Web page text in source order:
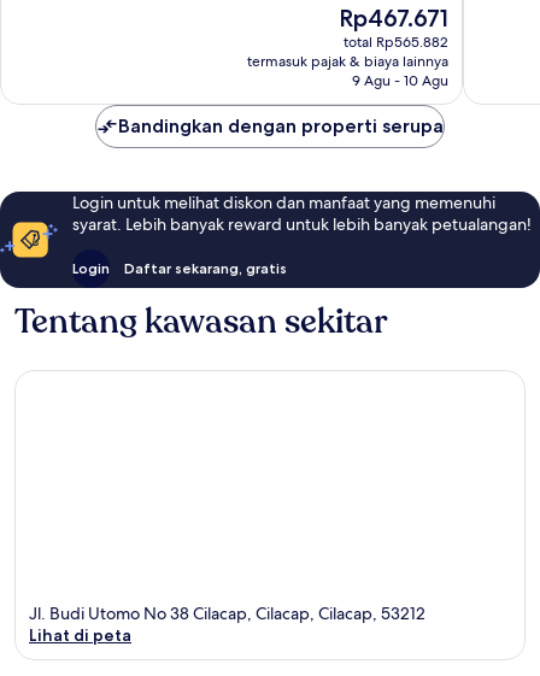
Harga
sekarang
Rp467.671
Rp467.671
total Rp565.882
termasuk pajak & biaya lainnya
9 Agu - 10 Agu
Bandingkan dengan properti serupa
Login untuk melihat diskon dan manfaat yang memenuhi
syarat. Lebih banyak reward untuk lebih banyak petualangan!
Login Daftar sekarang, gratis
Tentang kawasan sekitar
Jl. Budi Utomo No 38 Cilacap, Cilacap, Cilacap, 53212
Lihat di peta